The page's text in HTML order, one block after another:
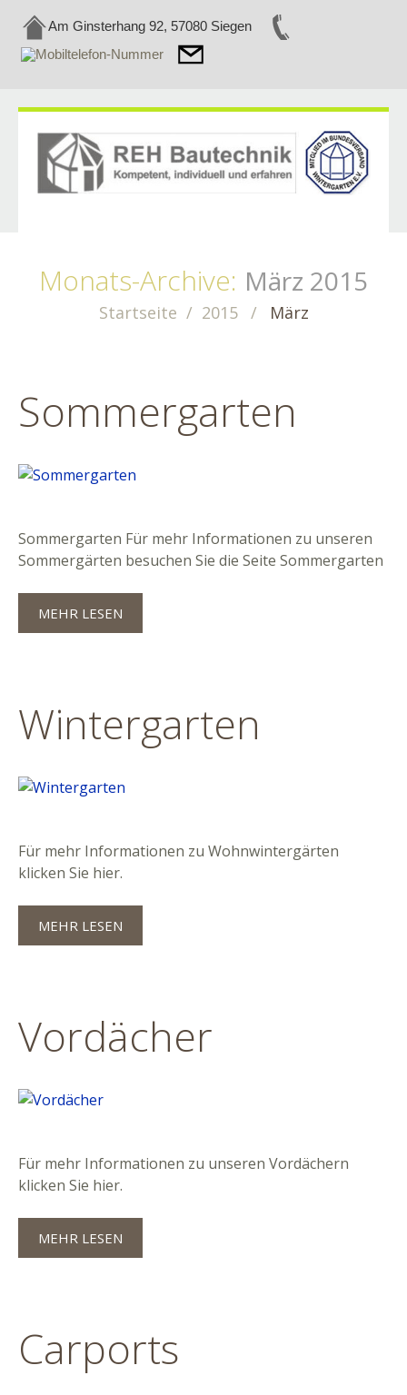
Am Ginsterhang 92, 57080 Siegen
Monats-Archive: März 2015
Startseite 2015 März
Sommergarten
Sommergarten Für mehr Informationen zu unseren
Sommergärten besuchen Sie die Seite Sommergarten
MEHR LESEN
Wintergarten
Für mehr Informationen zu Wohnwintergärten
klicken Sie hier.
MEHR LESEN
Vordächer
Für mehr Informationen zu unseren Vordächern
klicken Sie hier.
MEHR LESEN
Carports